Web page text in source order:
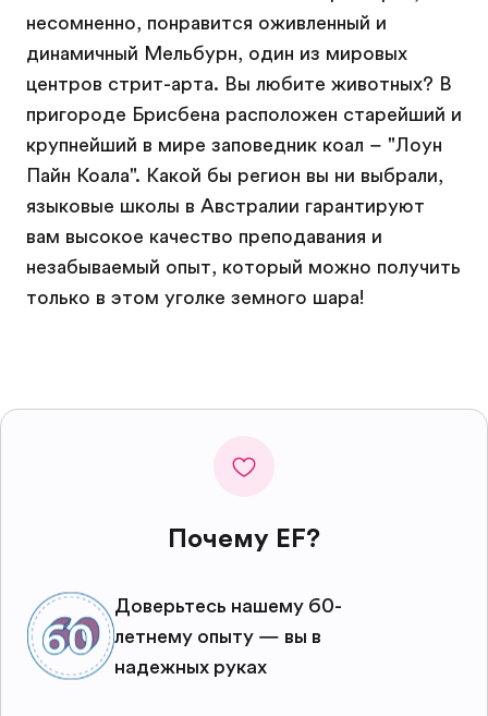
несомненно, понравится оживленный и
динамичный Мельбурн, один из мировых
центров стрит-арта. Вы любите животных? В
пригороде Брисбена расположен старейший и
крупнейший в мире заповедник коал – "Лоун
Пайн Коала". Какой бы регион вы ни выбрали,
языковые школы в Австралии гарантируют
вам высокое качество преподавания и
незабываемый опыт, который можно получить
только в этом уголке земного шара!
Почему EF?
Доверьтесь нашему 60-
летнему опыту — вы в
надежных руках